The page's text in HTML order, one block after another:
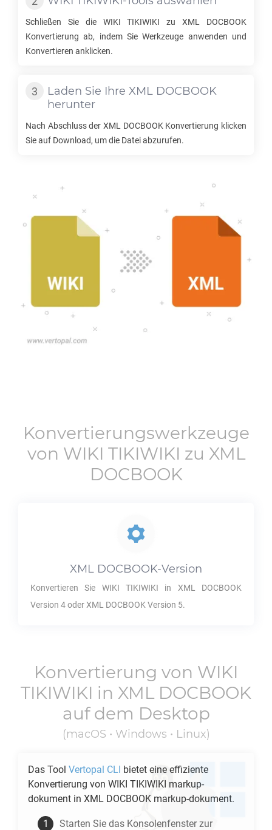
Schließen Sie die WIKI TIKIWIKI zuXML DOCBOOK
Konvertierung ab, indem Sie Werkzeuge anwenden und
Konvertieren anklicken.
Laden Sie Ihre XML DOCBOOK
herunter
Nach Abschluss der XML DOCBOOKKonvertierung klicken
Sie auf Download, um die Datei abzurufen.
Konvertierungswerkzeuge
von WIKI TIKIWIKI zu XML
DOCBOOK
XML DOCBOOK-Version
Konvertieren Sie WIKI TIKIWIKI in XML DOCBOOK
Version 4 oderXML DOCBOOK Version 5.
Konvertierung von WIKI
TIKIWIKI in XML DOCBOOK
auf dem Desktop
(macOS • Windows • Linux)
Das Tool Vertopal CLI bietet eine effiziente
Konvertierung von WIKI TIKIWIKI markup-
dokument in XML DOCBOOK markup-dokument.
Starten Sie das Konsolenfenster zur